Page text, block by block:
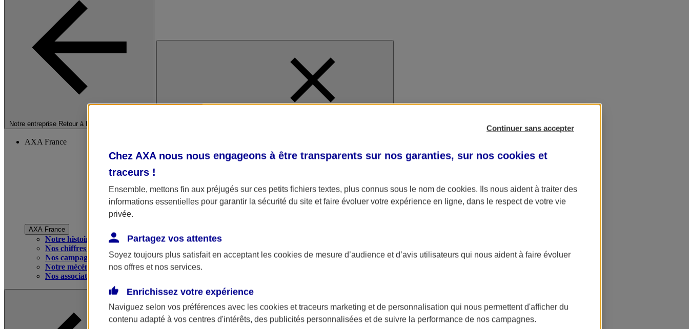
Notre entreprise Retour à la section précédente
AXA France
AXA France
Notre histoire
Nos chiffres clés
Nos campagnes publicitaires
Notre mécénat
Nos associations
Continuer sans accepter
Chez AXA nous nous engageons à être transparents sur nos garanties, sur nos cookies et
traceurs !
Ensemble, mettons fin aux préjugés sur ces petits fichiers textes, plus connus sous le nom de cookies. Ils nous aident à traiter des
informations essentielles pour garantir la sécurité du site et faire évoluer votre expérience en ligne, dans le respect de votre vie
privée.
Partagez vos attentes
Soyez toujours plus satisfait en acceptant les cookies de mesure d’audience et d’avis utilisateurs qui nous aident à faire évoluer
nos offres et nos services.
Enrichissez votre expérience
Naviguez selon vos préférences avec les cookies et traceurs marketing et de personnalisation qui nous permettent d'afficher du
contenu adapté à vos centres d'intérêts, des publicités personnalisées et de suivre la performance de nos campagnes.